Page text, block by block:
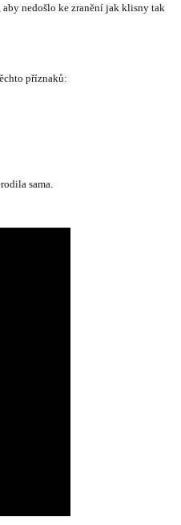
nedošlo ke zranění jak klisny tak
příznaků:
sama.